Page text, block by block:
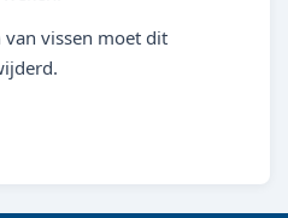
vissen moet dit